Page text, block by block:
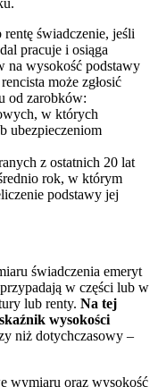
świadczenie, jeśli
pracuje i osiąga
na wysokość podstawy
może zgłosić
od zarobków:
w których
ubezpieczeniom
z ostatnich 20 lat
rok, w którym
podstawy jej
świadczenia emeryt
w części lub w
lub renty. Na tej
wysokości
niż dotychczasowy –
wymiaru oraz wysokość